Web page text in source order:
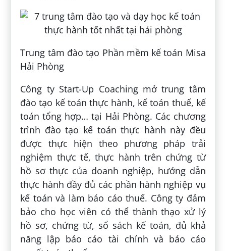
Trung tâm đào tạo Phần mềm kế toán Misa
Hải Phòng
Công ty Start-Up Coaching mở trung tâm
đào tạo kế toán thực hành, kế toán thuế, kế
toán tổng hợp… tại Hải Phòng. Các chương
trình đào tạo kế toán thực hành này đều
được thực hiện theo phương pháp trải
nghiệm thực tế, thực hành trên chứng từ
hồ sơ thực của doanh nghiệp, hướng dẫn
thực hành đầy đủ các phần hành nghiệp vụ
kế toán và làm báo cáo thuế. Công ty đảm
bảo cho học viên có thể thành thạo xử lý
hồ sơ, chứng từ, sổ sách kế toán, đủ khả
năng lập báo cáo tài chính và báo cáo